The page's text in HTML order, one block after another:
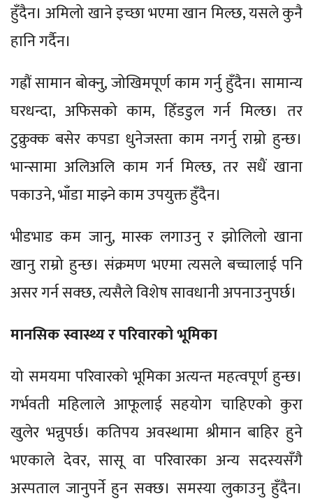
हुँदैन। अमिलो खाने इच्छा भएमा खान मिल्छ, यसले कुनै
हानि गर्दैन।
गह्रौं सामान बोक्नु, जोखिमपूर्ण काम गर्नु हुँदैन। सामान्य
घरधन्दा, अफिसको काम, हिँडडुल गर्न मिल्छ। तर
टुक्रुक्क बसेर कपडा धुनेजस्ता काम नगर्नु राम्रो हुन्छ।
भान्सामा अलिअलि काम गर्न मिल्छ, तर सधैं खाना
पकाउने, भाँडा माझ्ने काम उपयुक्त हुँदैन।
भीडभाड कम जानु, मास्क लगाउनु र झोलिलो खाना
खानु राम्रो हुन्छ। संक्रमण भएमा त्यसले बच्चालाई पनि
असर गर्न सक्छ, त्यसैले विशेष सावधानी अपनाउनुपर्छ।
मानसिक स्वास्थ्य र परिवारको भूमिका
यो समयमा परिवारको भूमिका अत्यन्त महत्वपूर्ण हुन्छ।
गर्भवती महिलाले आफूलाई सहयोग चाहिएको कुरा
खुलेर भन्नुपर्छ। कतिपय अवस्थामा श्रीमान बाहिर हुने
भएकाले देवर, सासू वा परिवारका अन्य सदस्यसँगै
अस्पताल जानुपर्ने हुन सक्छ। समस्या लुकाउनु हुँदैन।